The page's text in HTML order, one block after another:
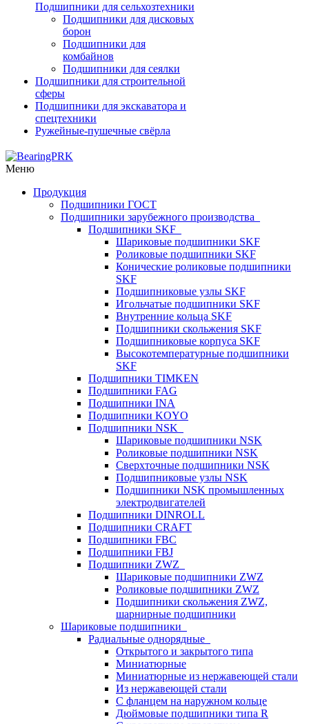
Подшипники для сельхозтехники
Подшипники для дисковых
борон
Подшипники для
комбайнов
Подшипники для сеялки
Подшипники для строительной
сферы
Подшипники для экскаватора и
спецтехники
Ружейные-пушечные свёрла
Меню
Продукция
Подшипники ГОСТ
Подшипники зарубежного производства
Подшипники SKF
Шариковые подшипники SKF
Роликовые подшипники SKF
Конические роликовые подшипники
SKF
Подшипниковые узлы SKF
Игольчатые подшипники SKF
Внутренние кольца SKF
Подшипники скольжения SKF
Подшипниковые корпуса SKF
Высокотемпературные подшипники
SKF
Подшипники TIMKEN
Подшипники FAG
Подшипники INA
Подшипники KOYO
Подшипники NSK
Шариковые подшипники NSK
Роликовые подшипники NSK
Сверхточные подшипники NSK
Подшипниковые узлы NSK
Подшипники NSK промышленных
электродвигателей
Подшипники DINROLL
Подшипники CRAFT
Подшипники FBC
Подшипники FBJ
Подшипники ZWZ
Шариковые подшипники ZWZ
Роликовые подшипники ZWZ
Подшипники скольжения ZWZ,
шарнирные подшипники
Шариковые подшипники
Радиальные однорядные
Открытого и закрытого типа
Миниатюрные
Миниатюрные из нержавеющей стали
Из нержавеющей стали
С фланцем на наружном кольце
Дюймовые подшипники типа R